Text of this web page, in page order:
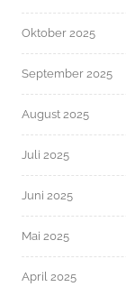
Oktober 2025
September 2025
August 2025
Juli 2025
Juni 2025
Mai 2025
April 2025